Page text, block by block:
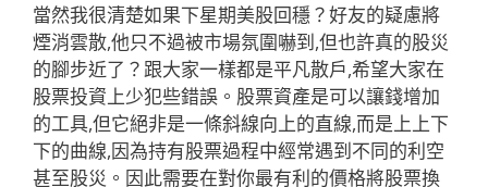
當然我很清楚如果下星期美股回穩？好友的疑慮將
煙消雲散,他只不過被市場氛圍嚇到,但也許真的股災
的腳步近了？跟大家一樣都是平凡散戶,希望大家在
股票投資上少犯些錯誤。股票資產是可以讓錢增加
的工具,但它絕非是一條斜線向上的直線,而是上上下
下的曲線,因為持有股票過程中經常遇到不同的利空
甚至股災。因此需要在對你最有利的價格將股票換